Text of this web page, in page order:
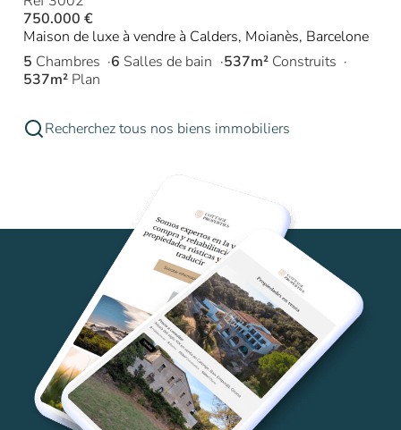
750.000 €
Maison de luxe à vendre à Calders, Moianès, Barcelone
5 Chambres 6 Salles de bain 537m² Construits
537m² Plan
Recherchez tous nos biens immobiliers